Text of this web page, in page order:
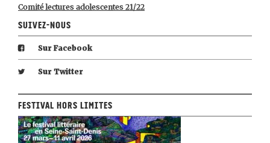
Comité lectures adolescentes 21/22
Suivez-nous
Sur Facebook
Sur Twitter
Festival Hors Limites